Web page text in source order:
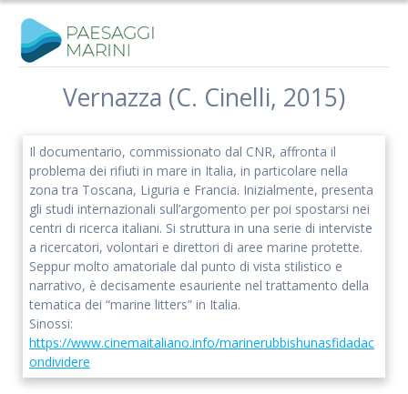
Salta
Vernazza (C. Cinelli, 2015)
Il documentario, commissionato dal CNR, affronta il
problema dei rifiuti in mare in Italia, in particolare nella
zona tra Toscana, Liguria e Francia. Inizialmente, presenta
gli studi internazionali sull’argomento per poi spostarsi nei
centri di ricerca italiani. Si struttura in una serie di interviste
a ricercatori, volontari e direttori di aree marine protette.
Seppur molto amatoriale dal punto di vista stilistico e
narrativo, è decisamente esauriente nel trattamento della
tematica dei “marine litters” in Italia.
Sinossi:
https://www.cinemaitaliano.info/marinerubbishunasfidadac
ondividere